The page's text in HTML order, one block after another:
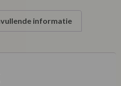
informatie